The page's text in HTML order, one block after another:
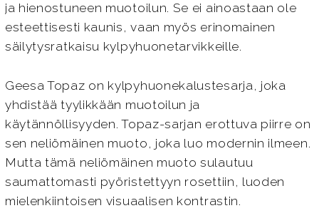
ja hienostuneen muotoilun. Se ei ainoastaan ole
esteettisesti kaunis, vaan myös erinomainen
säilytysratkaisu kylpyhuonetarvikkeille.
Geesa Topaz on kylpyhuonekalustesarja, joka
yhdistää tyylikkään muotoilun ja
käytännöllisyyden. Topaz-sarjan erottuva piirre on
sen neliömäinen muoto, joka luo modernin ilmeen.
Mutta tämä neliömäinen muoto sulautuu
saumattomasti pyöristettyyn rosettiin, luoden
mielenkiintoisen visuaalisen kontrastin.